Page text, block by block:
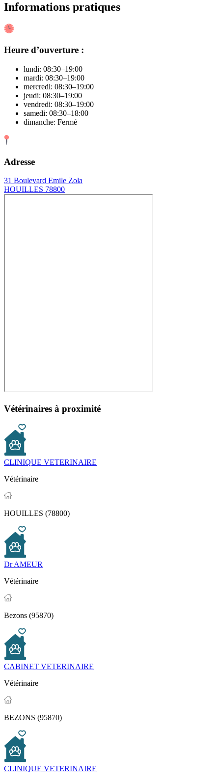
Informations pratiques
Heure d’ouverture :
lundi: 08:30–19:00
mardi: 08:30–19:00
mercredi: 08:30–19:00
jeudi: 08:30–19:00
vendredi: 08:30–19:00
samedi: 08:30–18:00
dimanche: Fermé
Adresse
31 Boulevard Emile Zola
HOUILLES 78800
Vétérinaires à proximité
CLINIQUE VETERINAIRE
Vétérinaire
HOUILLES (78800)
Dr AMEUR
Vétérinaire
Bezons (95870)
CABINET VETERINAIRE
Vétérinaire
BEZONS (95870)
CLINIQUE VETERINAIRE